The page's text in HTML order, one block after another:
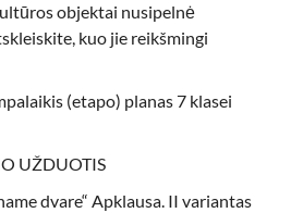
objektai nusipelnė
kuo jie reikšmingi
(etapo) planas 7 klasei
UŽDUOTIS
dvare“ Apklausa. II variantas